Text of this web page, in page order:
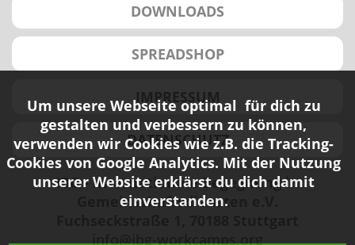
Um unsere Webseite optimal für dich zu
gestalten und verbessern zu können,
verwenden wir Cookies wie z.B. die Tracking-
Cookies von Google Analytics. Mit der Nutzung
unserer Website erklärst du dich damit
einverstanden.
DOWNLOADS
SPREADSHOP
IMPRESSUM
DATENSCHUTZ
IBG - Internationale Begegnung in
Gemeinschaftsdiensten e.V.
info@ibg-workcamps.org